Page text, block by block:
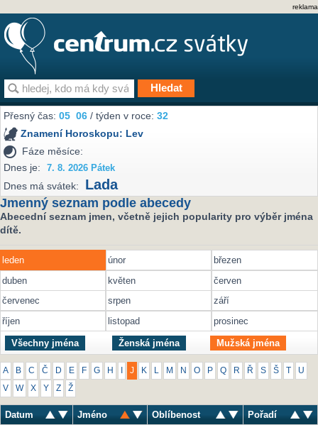
reklama
Přesný čas:05 06 / týden v roce:32
Znamení Horoskopu: Lev
Fáze měsíce:
Dnes je:
7. 8. 2026 Pátek
Dnes má svátek: Lada
Jmenný seznam podle abecedy
Abecední seznam jmen, včetně jejich popularity pro výběr jména
dítě.
leden únor
březen
duben
květen
červen
červenec
srpen
září
říjen
listopad prosinec
Všechny jména Ženská jména Mužská jména
A B C Č D E F G H J K M N O P Q R Ř S Š U
V W X Y Z Ž
Datum Jméno Oblíbenost Pořadí